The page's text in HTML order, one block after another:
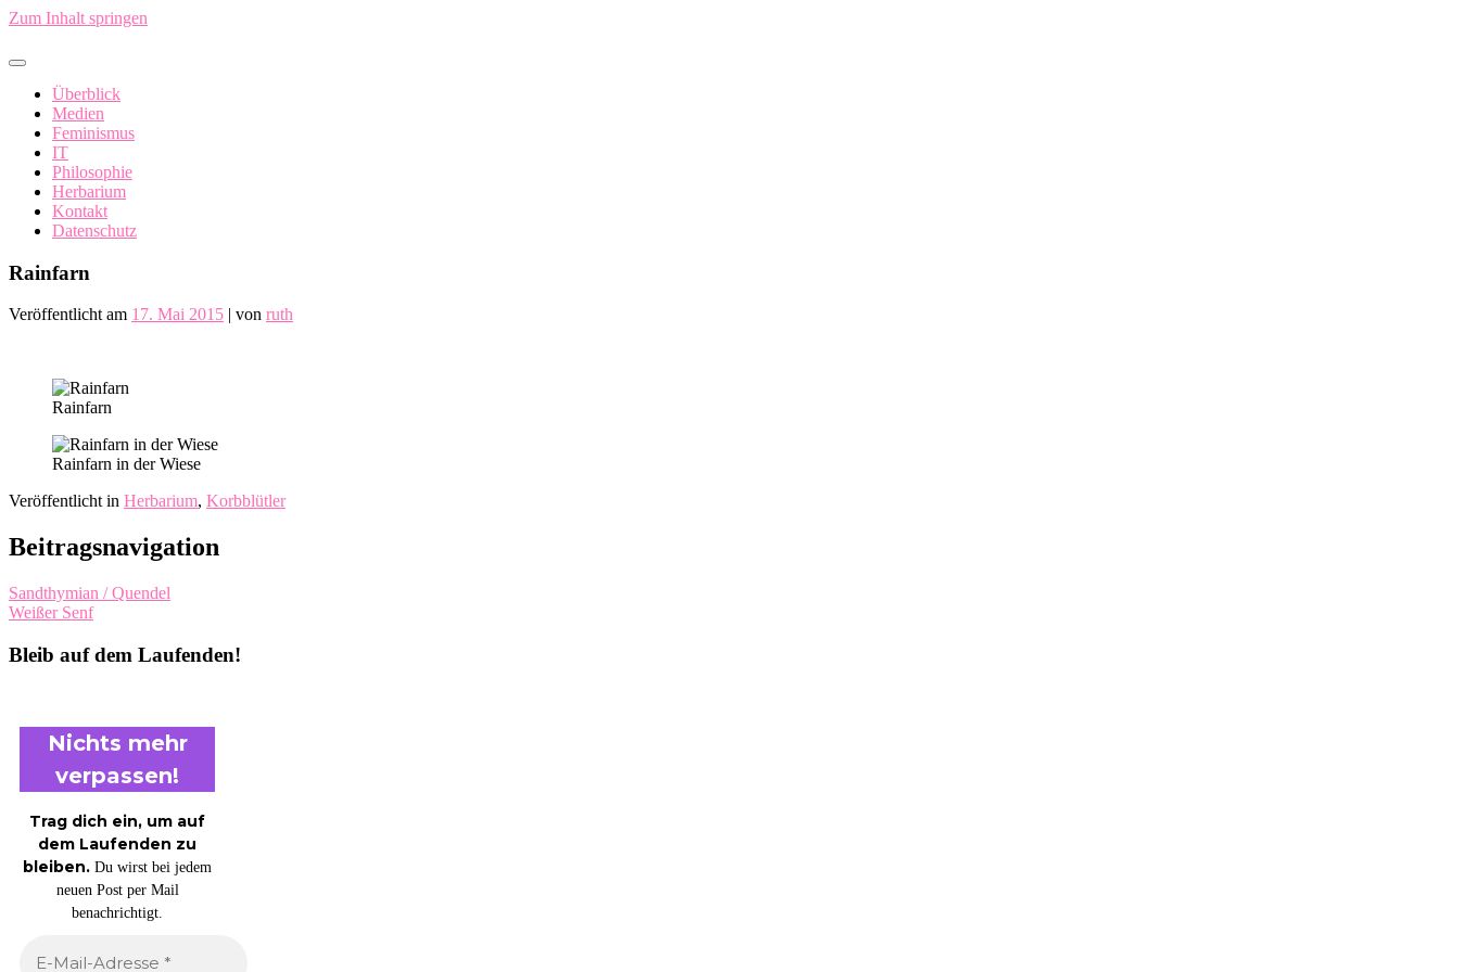
Zum Inhalt springen
Überblick
Medien
Feminismus
IT
Philosophie
Herbarium
Kontakt
Datenschutz
Rainfarn
Veröffentlicht am 17. Mai 2015 | von ruth
Rainfarn
Rainfarn in der Wiese
Veröffentlicht in Herbarium, Korbblütler
Beitragsnavigation
Sandthymian / Quendel
Weißer Senf
Bleib auf dem Laufenden!
Nichts mehr
verpassen!
Trag dich ein, um auf
dem Laufenden zu
bleiben. Du wirst bei jedem
neuen Post per Mail
benachrichtigt.